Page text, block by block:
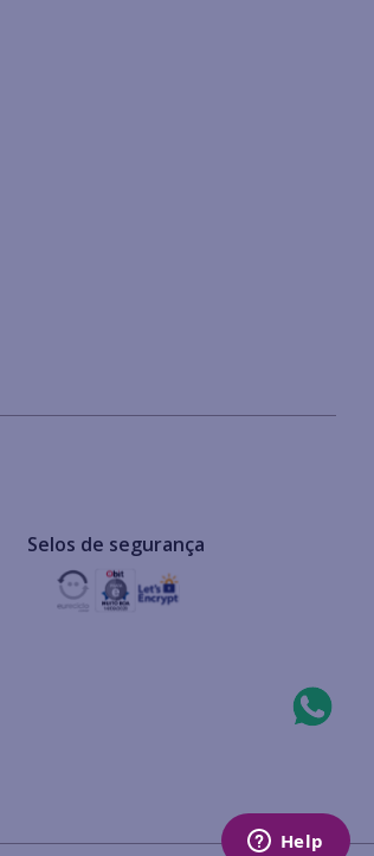
Selos de segurança